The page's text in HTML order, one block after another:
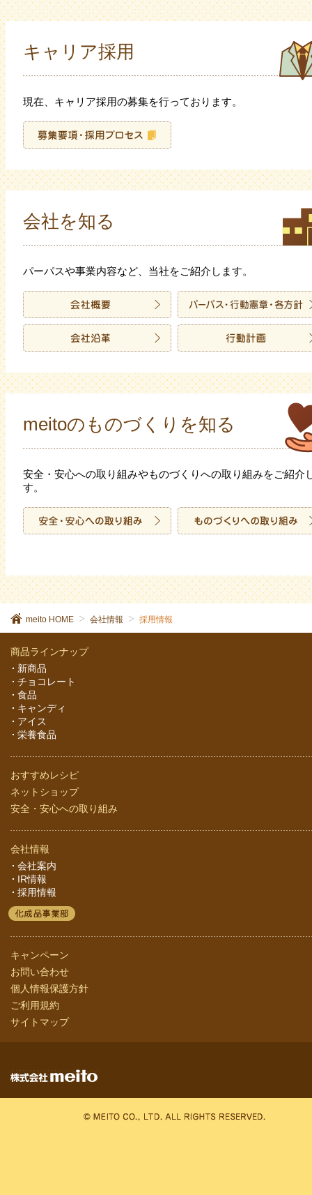
キャリア採用
現在、キャリア採用の募集を行っております。
会社を知る
パーパスや事業内容など、当社をご紹介します。
meitoのものづくりを知る
安全・安心への取り組みやものづくりへの取り組みをご紹介
す。
meito HOME 会社情報 採用情報
商品ラインナップ
新商品
チョコレート
食品
キャンディ
アイス
栄養食品
おすすめレシピ
ネットショップ
安全・安心への取り組み
会社情報
会社案内
IR情報
採用情報
キャンペーン
お問い合わせ
個人情報保護方針
ご利用規約
サイトマップ